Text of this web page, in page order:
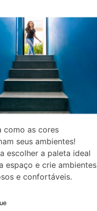
como as cores
seus ambientes!
escolher a paleta ideal
espaço e crie ambientes
e confortáveis.